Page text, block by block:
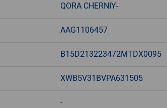
QORA CHERNIY-
AAG1106457
B15D213223472MTDX0095
XWB5V31BVPA631505
-